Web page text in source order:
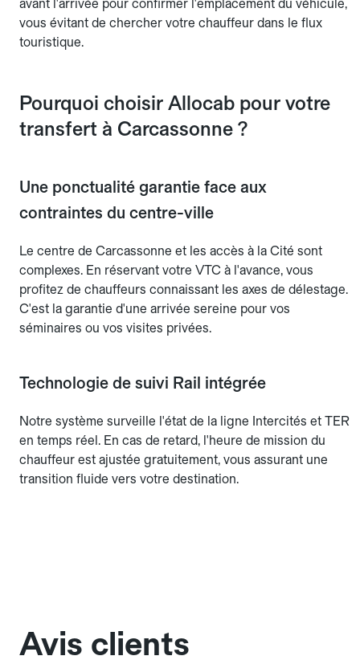
avant l'arrivée pour confirmer l'emplacement du véhicule,
vous évitant de chercher votre chauffeur dans le flux
touristique.
Pourquoi choisir Allocab pour votre
transfert à Carcassonne ?
Une ponctualité garantie face aux
contraintes du centre-ville
Le centre de Carcassonne et les accès à la Cité sont
complexes. En réservant votre VTC à l'avance, vous
profitez de chauffeurs connaissant les axes de délestage.
C'est la garantie d'une arrivée sereine pour vos
séminaires ou vos visites privées.
Technologie de suivi Rail intégrée
Notre système surveille l'état de la ligne Intercités et TER
en temps réel. En cas de retard, l'heure de mission du
chauffeur est ajustée gratuitement, vous assurant une
transition fluide vers votre destination.
Avis clients